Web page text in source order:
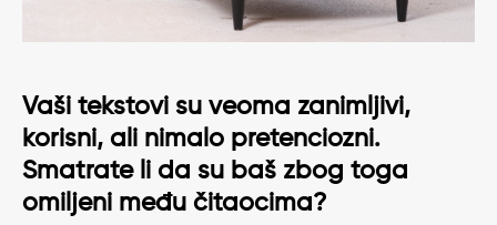
Vaši tekstovi su veoma zanimljivi,
korisni, ali nimalo pretenciozni.
Smatrate li da su baš zbog toga
omiljeni među čitaocima?